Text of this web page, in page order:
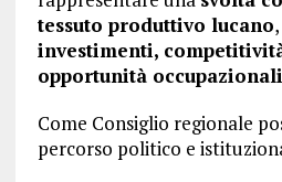
tessuto produttivo lucano
investimenti,
opportunità
Come Consiglio regionale
percorso politico e